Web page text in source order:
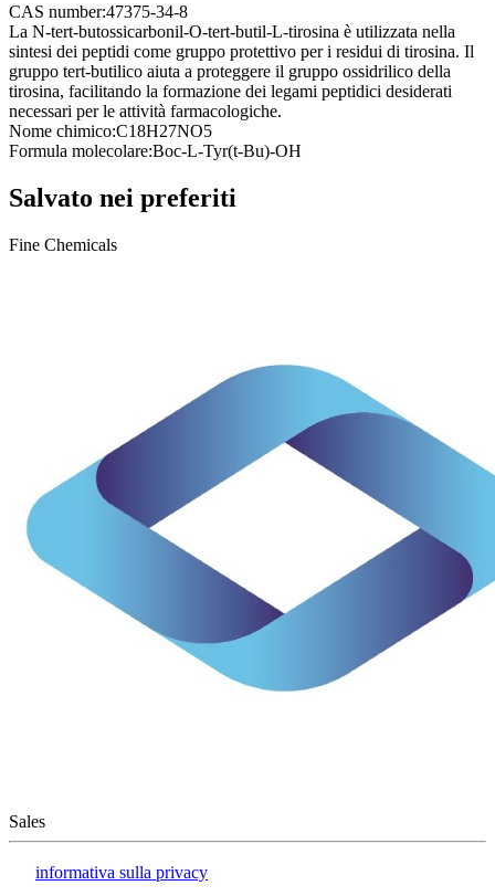
CAS number:47375-34-8
La N-tert-butossicarbonil-O-tert-butil-L-tirosina è utilizzata nella
sintesi dei peptidi come gruppo protettivo per i residui di tirosina. Il
gruppo tert-butilico aiuta a proteggere il gruppo ossidrilico della
tirosina, facilitando la formazione dei legami peptidici desiderati
necessari per le attività farmacologiche.
Nome chimico:C18H27NO5
Formula molecolare:Boc-L-Tyr(t-Bu)-OH
Salvato nei preferiti
Fine Chemicals
Sales
informativa sulla privacy